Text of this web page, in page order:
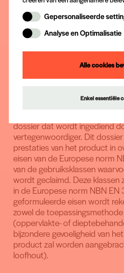
Homologatie van een
Om haar doelstellingen te
aan een
dossier dat wordt ingediend
vertegenwoordiger. Dit
prestaties van het product in
eisen van de Europese norm
van de gebruiksklassen
wordt geclaimd. Deze klassen
in de Europese norm NBN
geformuleerde eisen wordt
zowel de
(oppervlakte- of
bijzondere gevoeligheid van
product zal worden
loofhout).
Gepersonaliseerde
geselecteerde en
Analyse en Optimalisatie
data waarmee de website
geoptimaliseerd kan worden.
Enkel essentiële
Alle cookies